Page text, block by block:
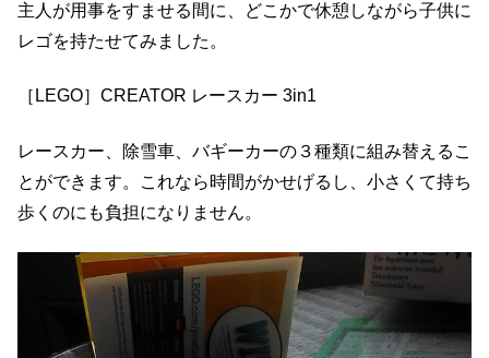
主人が用事をすませる間に、どこかで休憩しながら子供に
レゴを持たせてみました。
［LEGO］CREATOR レースカー 3in1
レースカー、除雪車、バギーカーの３種類に組み替えるこ
とができます。これなら時間がかせげるし、小さくて持ち
歩くのにも負担になりません。